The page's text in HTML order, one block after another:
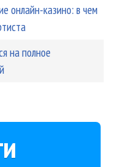
онлайн-казино: в чем
на полное